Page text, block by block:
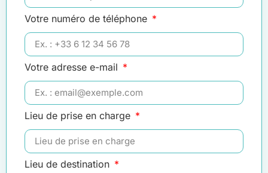
Votre numéro de téléphone
Votre adresse e-mail
Lieu de prise en charge
Lieu de destination